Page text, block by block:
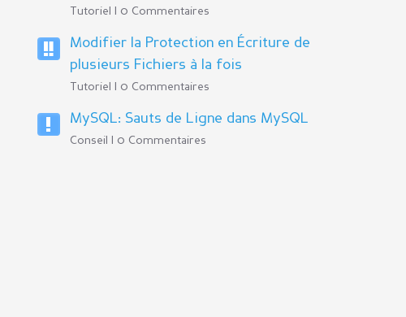
Tutoriel | 0 Commentaires
Modifier la Protection en Écriture de
plusieurs Fichiers à la fois
Tutoriel | 0 Commentaires
MySQL: Sauts de Ligne dans MySQL
Conseil | 0 Commentaires